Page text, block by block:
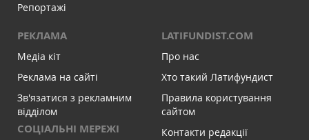
Репортажі
РЕКЛАМА
Медіа кіт
Реклама на сайті
Зв'язатися з рекламним
відділом
СОЦІАЛЬНІ МЕРЕЖІ
LATIFUNDIST.COM
Про нас
Хто такий Латифундист
Правила користування
сайтом
Контакти редакції